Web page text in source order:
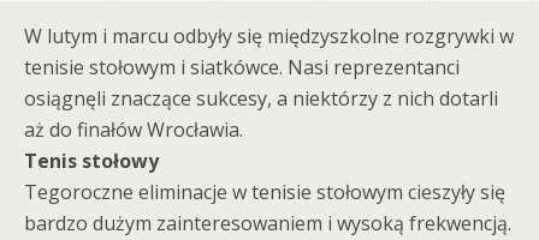
W lutym i marcu odbyły się międzyszkolne rozgrywki w
tenisie stołowym i siatkówce. Nasi reprezentanci
osiągnęli znaczące sukcesy, a niektórzy z nich dotarli
aż do finałów Wrocławia.
Tenis stołowy
Tegoroczne eliminacje w tenisie stołowym cieszyły się
bardzo dużym zainteresowaniem i wysoką frekwencją.